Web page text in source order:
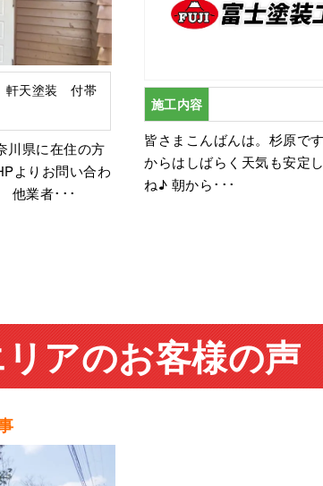
天塗装 付帯
川県に在住の方
よりお問い合わ
他業者･･･
施工内容
皆さまこんばんは。杉原で
からはしばらく天気も安定
ね♪ 朝から･･･
アのお客様の声